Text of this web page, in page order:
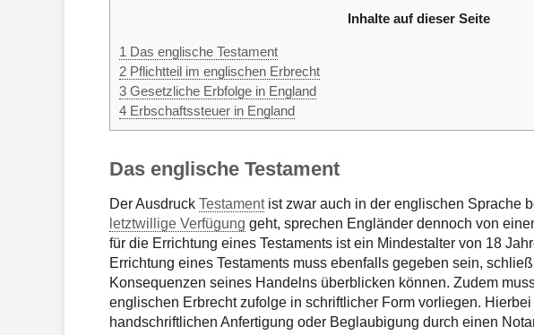
Inhalte auf dieser Seite
1 Das englische Testament
2 Pflichtteil im englischen Erbrecht
3 Gesetzliche Erbfolge in England
4 Erbschaftssteuer in England
Das englische Testament
Der Ausdruck Testamentist zwar auch in der englischen Sprache
letztwillige Verfügung geht, sprechen Engländer dennoch von
für die Errichtung eines Testaments ist ein Mindestalter von 18
Errichtung eines Testaments muss ebenfalls gegeben sein,
Konsequenzen seines Handelns überblicken können. Zudem
englischen Erbrecht zufolge in schriftlicher Form vorliegen.
handschriftlichen Anfertigung oder Beglaubigung durch einen